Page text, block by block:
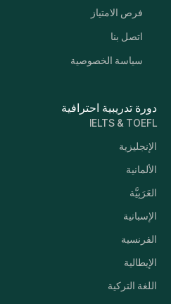
فرص الامتياز
اتصل بنا
سياسة الخصوصية
دورة تدريبية احترافية
IELTS & TOEFL
الإنجليزية
الألمانية
العَرَبِيَّة
الإسبانية
الفرنسية
الإيطالية
اللغة التركية